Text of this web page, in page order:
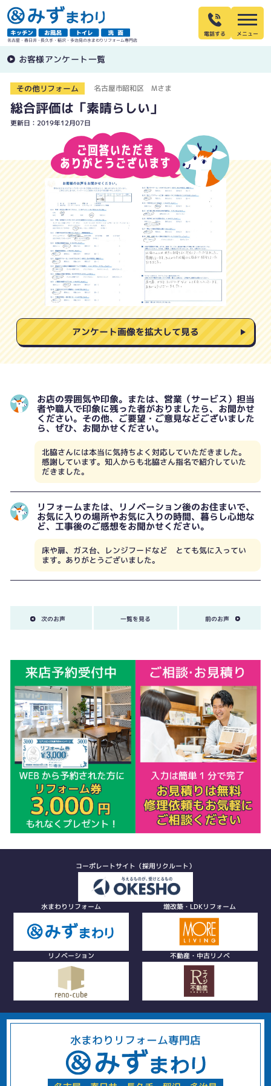
名古屋・春日井・長久手・稲沢・多治見の水まわりリフォーム専門店
電話する
お客様アンケート一覧
その他リフォーム 名古屋市昭和区 Mさま
総合評価は「素晴らしい」
更新日：2019年12月07日
アンケート画像を拡大して見る
お店の雰囲気や印象。または、営業（サービス）担当
者や職人で印象に残った者がおりましたら、お聞かせ
ください。その他、ご要望・ご意見などございました
ら、ぜひ、お聞かせください。
北脇さんには本当に気持ちよく対応していただきました。
感謝しています。知人からも北脇さん指名で紹介していた
だきました。
リフォームまたは、リノベーション後のお住まいで、
お気に入りの場所やお気に入りの時間、暮らし心地な
ど、工事後のご感想をお聞かせください。
床や扉、ガス台、レンジフードなど とても気に入ってい
ます。ありがとうございました。
次のお声 一覧を見る 前のお声
コーポレートサイト（採用リクルート）
水まわりリフォーム 増改築・LDKリフォーム
リノベーション 不動産・中古リノベ
水まわりリフォーム専門店